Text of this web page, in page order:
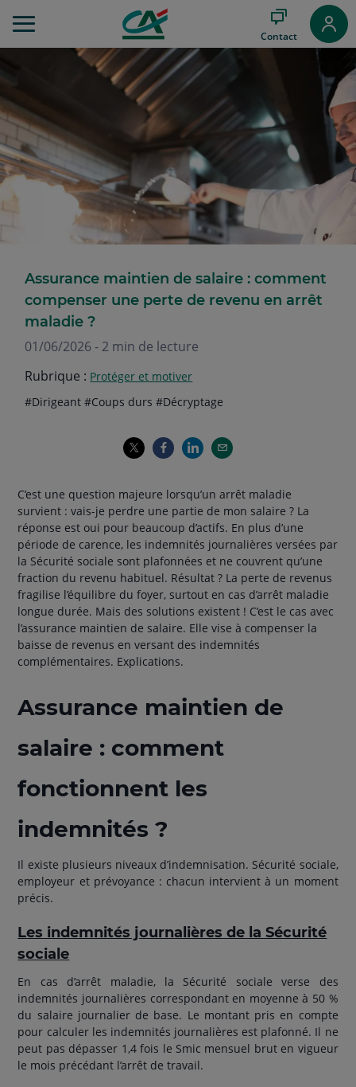
au
Pied
de
page
Contact
Assurance maintien de salaire : comment
compenser une perte de revenu en arrêt
maladie ?
01/06/2026 - 2 min de lecture
Rubrique : Protéger et motiver
Thématiques
hashtag
#Dirigeanthashtag
#Coups durshashtag
#Décryptage
C’est une question majeure lorsqu’un arrêt maladie
survient : vais-je perdre une partie de mon salaire ? La
réponse est oui pour beaucoup d’actifs. En plus d’une
période de carence, les indemnités journalières versées par
la Sécurité sociale sont plafonnées et ne couvrent qu’une
fraction du revenu habituel. Résultat ? La perte de revenus
fragilise l’équilibre du foyer, surtout en cas d’arrêt maladie
longue durée. Mais des solutions existent ! C’est le cas avec
l’assurance maintien de salaire. Elle vise à compenser la
baisse de revenus en versant des indemnités
complémentaires. Explications.
Assurance maintien de
salaire : comment
fonctionnent les
indemnités ?
Il existe plusieurs niveaux d’indemnisation. Sécurité sociale,
employeur et prévoyance : chacun intervient à un moment
précis.
Les indemnités journalières de la Sécurité
sociale
En cas d’arrêt maladie, la Sécurité sociale verse des
indemnités journalières correspondant en moyenne à 50 %
du salaire journalier de base. Le montant pris en compte
pour calculer les indemnités journalières est plafonné. Il ne
peut pas dépasser 1,4 fois le Smic mensuel brut en vigueur
le mois précédant l’arrêt de travail.